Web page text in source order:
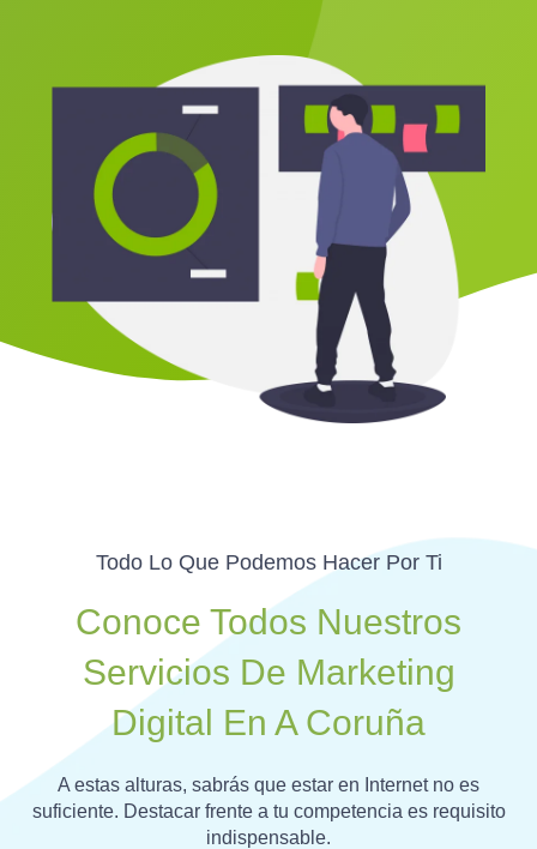
Todo Lo Que Podemos Hacer Por Ti
Conoce Todos Nuestros
Servicios De Marketing
Digital En A Coruña
A estas alturas, sabrás que estar en Internet no es
suficiente. Destacar frente a tu competencia es requisito
indispensable.